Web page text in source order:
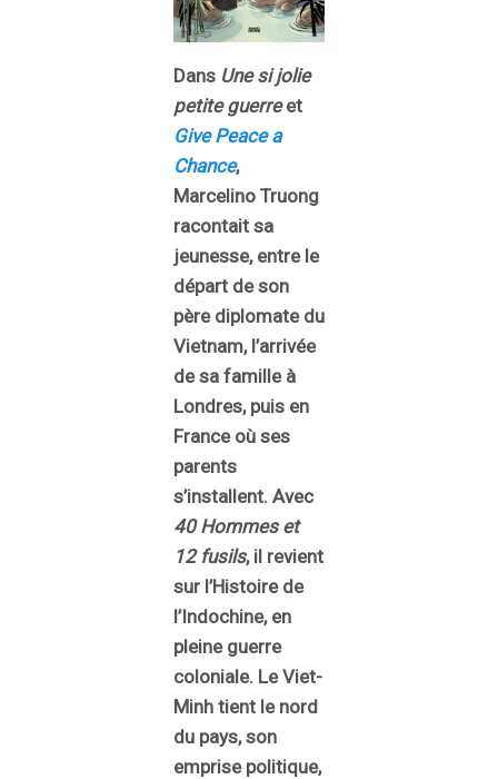
Dans Une si jolie
petite guerreet
Give Peace a
Chance,
Marcelino Truong
racontait sa
jeunesse, entre le
départ de son
père diplomate du
Vietnam, l’arrivée
de sa famille à
Londres, puis en
France où ses
parents
s’installent. Avec
40 Hommes et
12 fusils, il revient
sur l’Histoire de
l’Indochine, en
pleine guerre
coloniale. Le Viet-
Minh tient le nord
du pays, son
emprise politique,